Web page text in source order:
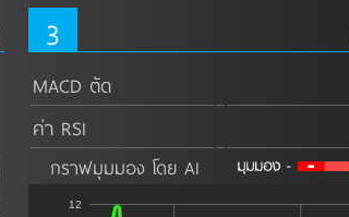
3
MACD ตัด
ค่า RSI
กราฟมุมมอง โดย AI
12